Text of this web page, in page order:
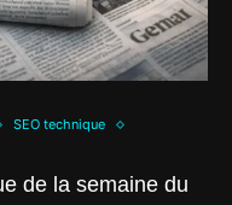
SEO technique
de la semaine du